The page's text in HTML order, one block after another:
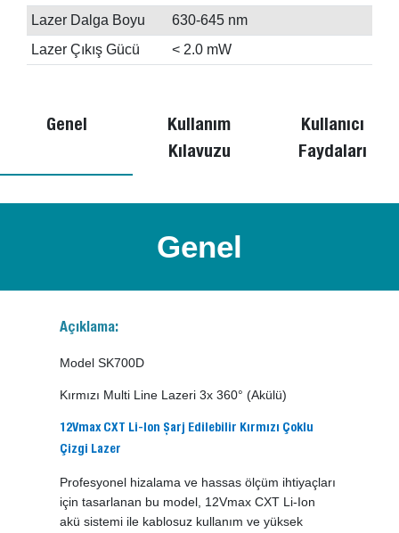
Lazer Dalga Boyu
630-645 nm
Lazer Çıkış Gücü
< 2.0 mW
Genel
Kullanım
Kılavuzu
Kullanıcı
Faydaları
Genel
Açıklama:
Model SK700D
Kırmızı Multi Line Lazeri 3x 360° (Akülü)
12Vmax CXT Li-Ion Şarj Edilebilir Kırmızı Çoklu
Çizgi Lazer
Profesyonel hizalama ve hassas ölçüm ihtiyaçları
için tasarlanan bu model, 12Vmax CXT Li-Ion
akü sistemi ile kablosuz kullanım ve yüksek